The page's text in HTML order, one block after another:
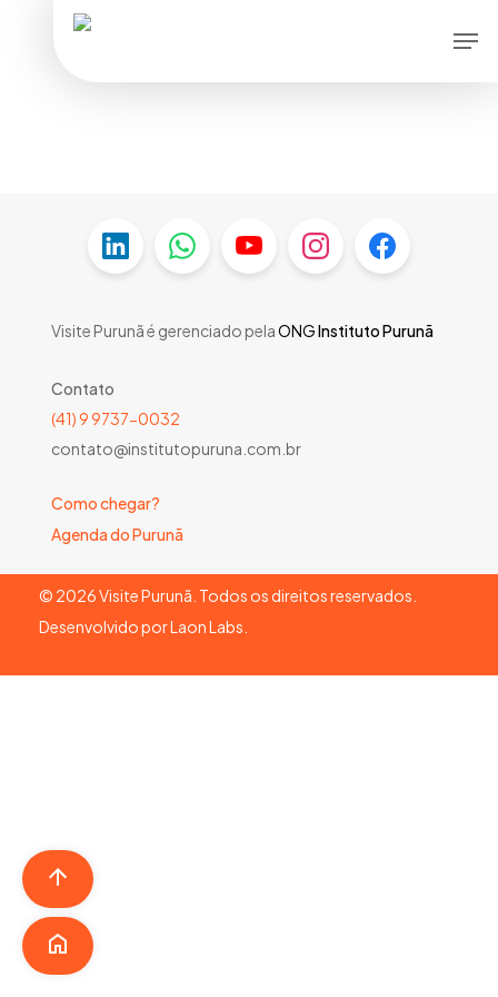
Visite Purunã é gerenciado pelaONGInstituto Purunã
Contato
(41) 9 9737-0032
contato@institutopuruna.com.br
Como chegar?
Agenda do Purunã
© 2026Visite Purunã. Todos os direitos reservados.
Desenvolvido porLaon Labs